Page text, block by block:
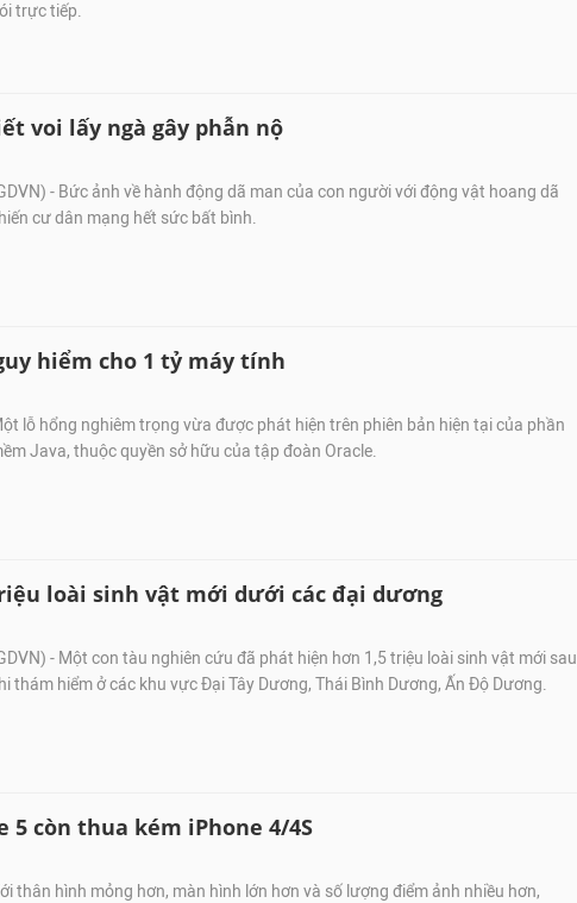
trực tiếp.
voi lấy ngà gây phẫn nộ
- Bức ảnh về hành động dã man của con người với động vật hoang dã
cư dân mạng hết sức bất bình.
hiểm cho 1 tỷ máy tính
lỗ hổng nghiêm trọng vừa được phát hiện trên phiên bản hiện tại của phần
Java, thuộc quyền sở hữu của tập đoàn Oracle.
loài sinh vật mới dưới các đại dương
- Một con tàu nghiên cứu đã phát hiện hơn 1,5 triệu loài sinh vật mới sau
thám hiểm ở các khu vực Đại Tây Dương, Thái Bình Dương, Ấn Độ Dương.
5 còn thua kém iPhone 4/4S
thân hình mỏng hơn, màn hình lớn hơn và số lượng điểm ảnh nhiều hơn,